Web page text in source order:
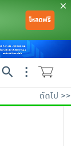
โหลดฟรี
ถัดไป >>